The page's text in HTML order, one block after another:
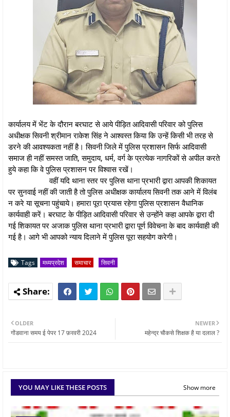
कार्यालय में भेंट के दौरान बरघाट से आये पीड़ित आदिवासी परिवार को पुलिस
अधीक्षक सिवनी श्रीमान राकेश सिंह ने आश्वस्त किया कि उन्हें किसी भी तरह से
डरने की आवश्यकता नहीं है। सिवनी जिले में पुलिस प्रशासन सिर्फ आदिवासी
समाज ही नहीं समस्त जाति, समुदाय, धर्म, वर्ग के प्रत्येक नागरिकों से अपील करते
हुये कहा कि वे पुलिस प्रशासन पर विश्वास रखें।
वहीं यदि थाना स्तर पर पुलिस थाना प्रभारी द्वारा आपकी शिकायत
पर सुनवाई नहीं की जाती है तो पुलिस अधीक्षक कार्यालय सिवनी तक आने में विलंब
न करे या सूचना पहुंचाये। हमारा पूरा प्रयास रहेगा पुलिस प्रशासन वैधानिक
कार्यवाही करें। बरघाट के पीड़ित आदिवासी परिवार से उन्होंने कहा आपके द्वारा दी
गई शिकायत पर अजाक पुलिस थाना प्रभारी द्वारा पूर्ण विवेचना के बाद कार्यवाही की
गई है। आगे भी आपको न्याय दिलाने में पुलिस पूरा सहयोग करेगी।
Tags मध्यप्रदेश समाचार सिवनी
NEWER
महेन्द्र चौकसे शिक्षक है या दलाल ?
OLDER
गोंडवाना समय ई पेपर 17 फ़रवरी 2024
YOU MAY LIKE THESE POSTS Show more